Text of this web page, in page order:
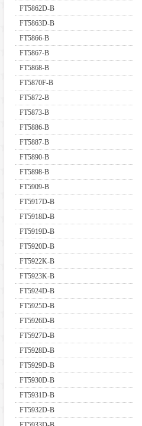
FT5862D-B
FT5863D-B
FT5866-B
FT5867-B
FT5868-B
FT5870F-B
FT5872-B
FT5873-B
FT5886-B
FT5887-B
FT5890-B
FT5898-B
FT5909-B
FT5917D-B
FT5918D-B
FT5919D-B
FT5920D-B
FT5922K-B
FT5923K-B
FT5924D-B
FT5925D-B
FT5926D-B
FT5927D-B
FT5928D-B
FT5929D-B
FT5930D-B
FT5931D-B
FT5932D-B